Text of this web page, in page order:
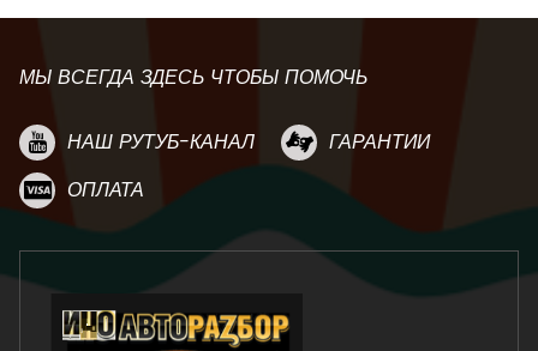
МЫ ВСЕГДА ЗДЕСЬ ЧТОБЫ ПОМОЧЬ
НАШ РУТУБ-КАНАЛ
ГАРАНТИИ
ОПЛАТА